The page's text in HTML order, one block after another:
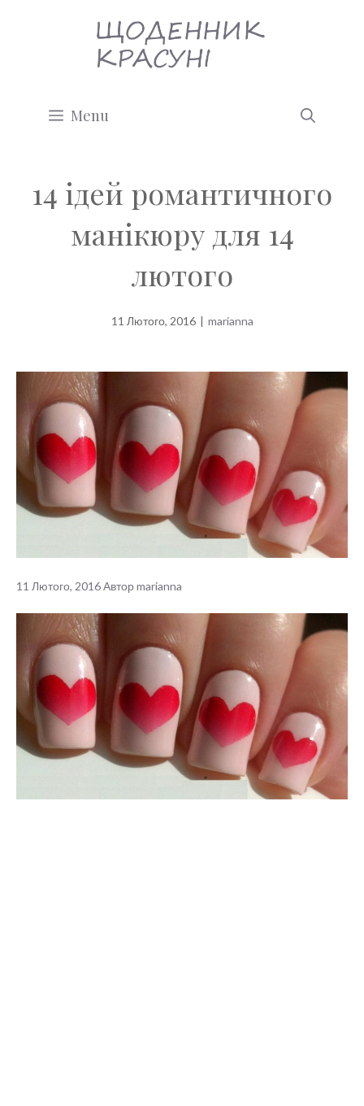
Menu
14 ідей романтичного
манікюру для 14
лютого
11 Лютого, 2016 | marianna
11 Лютого, 2016Авторmarianna